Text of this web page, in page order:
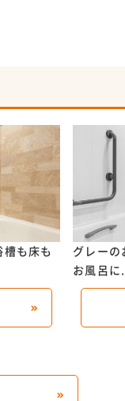
も床も
グレーの
お風呂